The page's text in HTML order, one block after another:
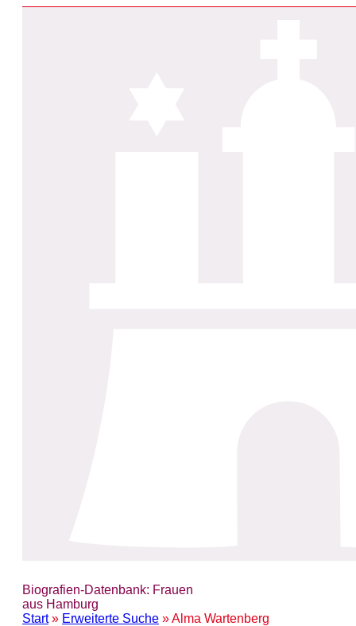
Biografien-Datenbank: Frauen
aus Hamburg
Start» Erweiterte Suche » Alma Wartenberg